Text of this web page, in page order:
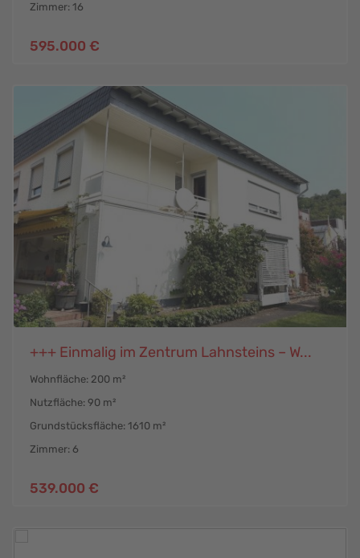
Zimmer: 16
595.000 €
Lahnstein,
+++ Einmalig im Zentrum Lahnsteins – W...
Wohnfläche: 200 m²
Nutzfläche: 90 m²
Grundstücksfläche: 1610 m²
Zimmer: 6
539.000 €
Lahnstein,